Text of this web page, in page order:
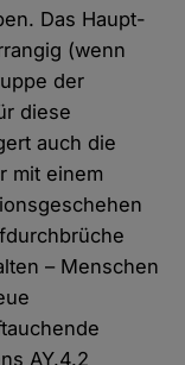
Das Haupt-
(wenn
der
diese
auch die
mit einem
– Menschen
AY.4.2